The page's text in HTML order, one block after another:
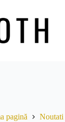
pagină Noutati